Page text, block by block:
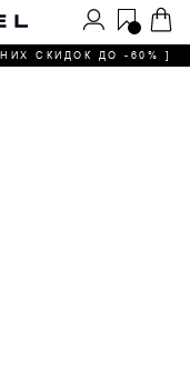
СКИДОК ДО -60% ]